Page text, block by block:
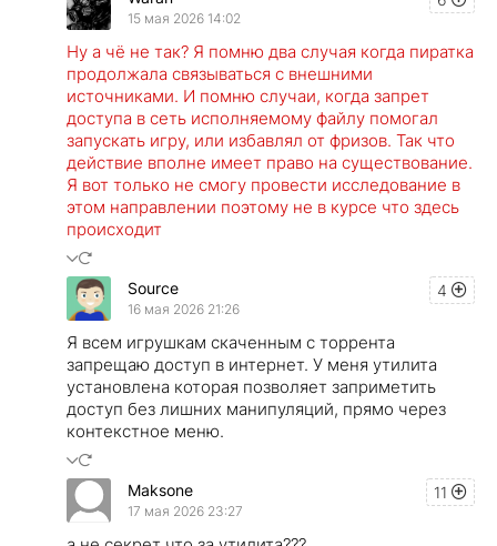
15 мая 2026 14:02
Ну а чё не так? Я помню два случая когда пиратка
продолжала связываться с внешними
источниками. И помню случаи, когда запрет
доступа в сеть исполняемому файлу помогал
запускать игру, или избавлял от фризов. Так что
действие вполне имеет право на существование.
Я вот только не смогу провести исследование в
этом направлении поэтому не в курсе что здесь
происходит
4
Source
16 мая 2026 21:26
Я всем игрушкам скаченным с торрента
запрещаю доступ в интернет. У меня утилита
установлена которая позволяет заприметить
доступ без лишних манипуляций, прямо через
контекстное меню.
11
Maksone
17 мая 2026 23:27